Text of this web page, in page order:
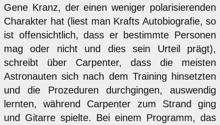
Gene Kranz, der einen weniger polarisierenden
Charakter hat (liest man Krafts Autobiografie, so
ist offensichtlich, dass er bestimmte Personen
mag oder nicht und dies sein Urteil prägt),
schreibt über Carpenter, dass die meisten
Astronauten sich nach dem Training hinsetzten
und die Prozeduren durchgingen, auswendig
lernten, während Carpenter zum Strand ging
und Gitarre spielte. Bei einem Programm, das